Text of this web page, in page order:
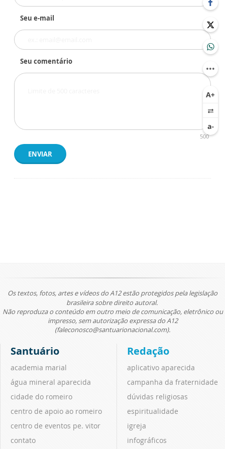
Seu e-mail
Seu comentário
500
ENVIAR
Os textos, fotos, artes e vídeos do A12 estão protegidos pela legislação
brasileira sobre direito autoral.
Não reproduza o conteúdo em outro meio de comunicação, eletrônico ou
impresso, sem autorização expressa do A12
(faleconosco@santuarionacional.com).
Santuário
academia marial
água mineral aparecida
cidade do romeiro
centro de apoio ao romeiro
centro de eventos pe. vitor
contato
Redação
aplicativo aparecida
campanha da fraternidade
dúvidas religiosas
espiritualidade
igreja
infográficos